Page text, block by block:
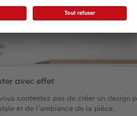
avec effet
contentez pas de créer un
et de l’ambiance de la pièce.